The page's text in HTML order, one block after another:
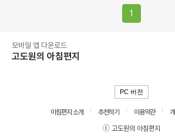
1
모바일 앱 다운로드
고도원의 아침편지
PC 버전
아침편지 소개 추천하기 이용약관
ⓒ 고도원의 아침편지